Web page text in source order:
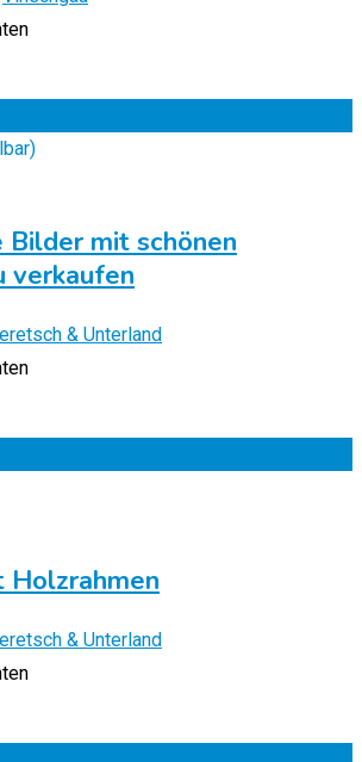
Bilder mit schönen
verkaufen
& Unterland
Holzrahmen
& Unterland